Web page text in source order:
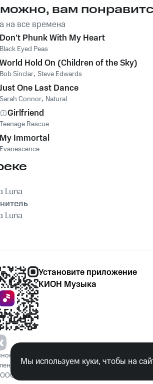
вам
на все времена
Don't Phunk With My Heart
Black Eyed Peas
World Hold On (Children of the Sky)
Bob Sinclar, Steve Edwards
Just One Last Dance
Sarah Connor, Natural
Girlfriend
Teenage Rescue
My Immortal
Evanescence
Luna
Luna
Установите приложение
КИОН Музыка
потребление наркотических средств,
законодательством ответственность.
«КИОН». Все права защищены
Мы используем куки, чтобы на